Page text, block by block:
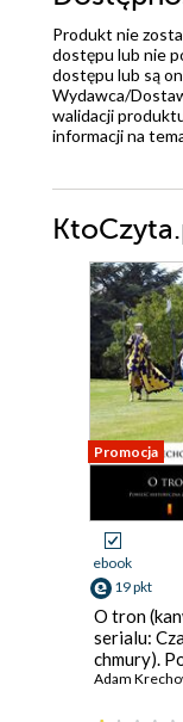
Produkt nie
dostępu lub nie
dostępu lub są
Wydawca/
walidacji
informacji na
Promocja
ebook
19 pkt
O tron
serialu:
chmury).
historyczna
Adam